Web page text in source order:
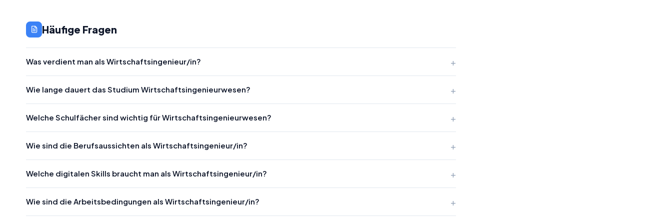
Häufige Fragen
Was verdient man als Wirtschaftsingenieur/in?
Wie lange dauert das Studium Wirtschaftsingenieurwesen?
Welche Schulfächer sind wichtig für Wirtschaftsingenieurwesen?
Wie sind die Berufsaussichten als Wirtschaftsingenieur/in?
Welche digitalen Skills braucht man als Wirtschaftsingenieur/in?
Wie sind die Arbeitsbedingungen als Wirtschaftsingenieur/in?